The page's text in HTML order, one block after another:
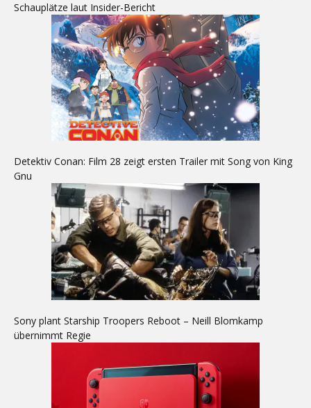
Schauplätze laut Insider-Bericht
Detektiv Conan: Film 28 zeigt ersten Trailer mit Song von King
Gnu
Sony plant Starship Troopers Reboot – Neill Blomkamp
übernimmt Regie